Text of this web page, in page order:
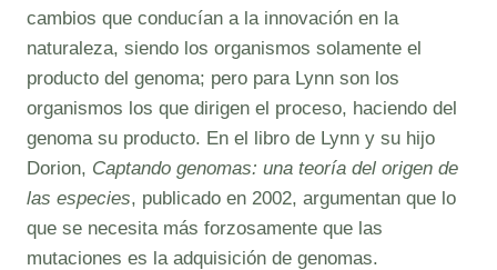
cambios que conducían a la innovación en la
naturaleza, siendo los organismos solamente el
producto del genoma; pero para Lynn son los
organismos los que dirigen el proceso, haciendo del
genoma su producto. En el libro de Lynn y su hijo
Dorion, Captando genomas: una teoría del origen de
las especies, publicado en 2002, argumentan que lo
que se necesita más forzosamente que las
mutaciones es la adquisición de genomas.